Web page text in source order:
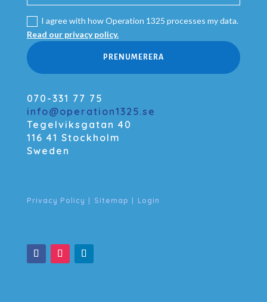
I agree with how Operation 1325 processes my data.
Read our privacy policy.
PRENUMERERA
070-331 77 75
info@operation1325.se
Tegelviksgatan 40
116 41 Stockholm
Sweden
Privacy Policy | Sitemap | Login